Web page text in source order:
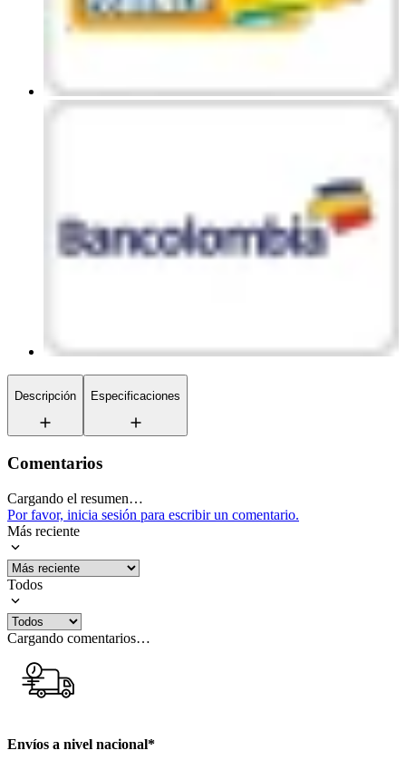
Descripción Especificaciones
Comentarios
Cargando el resumen…
Por favor, inicia sesión para escribir un comentario.
Más reciente
Todos
Cargando comentarios…
Envíos a nivel nacional*